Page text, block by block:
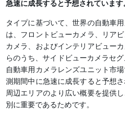
急速に成長すると予想されています
タイプに基づいて、世界の自動車
は、フロントビューカメラ、リア
カメラ、およびインテリアビュー
らのうち、サイドビューカメラセ
自動車用カメラレンズユニット市
測期間中に急速に成長すると予想
周辺エリアのより広い概要を提供
別に重要であるためです。